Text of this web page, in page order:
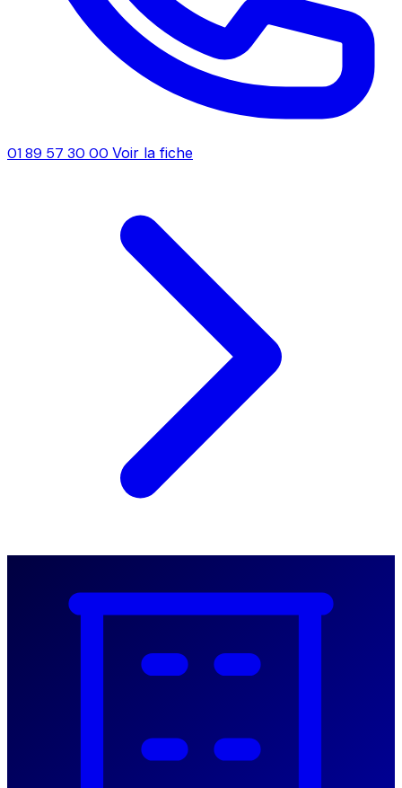
01 89 57 30 00 Voir la fiche